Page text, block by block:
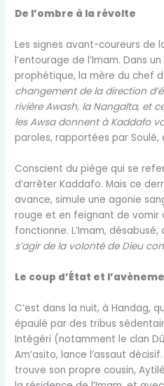
De l’ombre à la révolte
Les signes avant-coureurs de
l’entourage de l’Imam. Dans
prophétique, la mère du chef
changement de la direction
rivière Awash, la Nangalta, et
les Awsa donnent à Kaddafo
paroles, rapportées par Soulé,
Conscient du piège qui se
d’arrêter Kaddafo. Mais ce
avance, simule une agonie
rouge et en feignant de vomir
fonctionne. L’Imam,
s’agir de la volonté de Dieu
Le coup d’État et
C’est dans la nuit, à Handag,
épaulé par des tribus
Intégéri (notamment le clan
Am‘asito, lance l’assaut
trouve son propre cousin,